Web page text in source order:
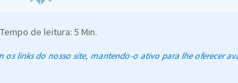
Tempo de leitura: 5 Min.
links do nosso site, mantendo-o ativo para lhe oferecer